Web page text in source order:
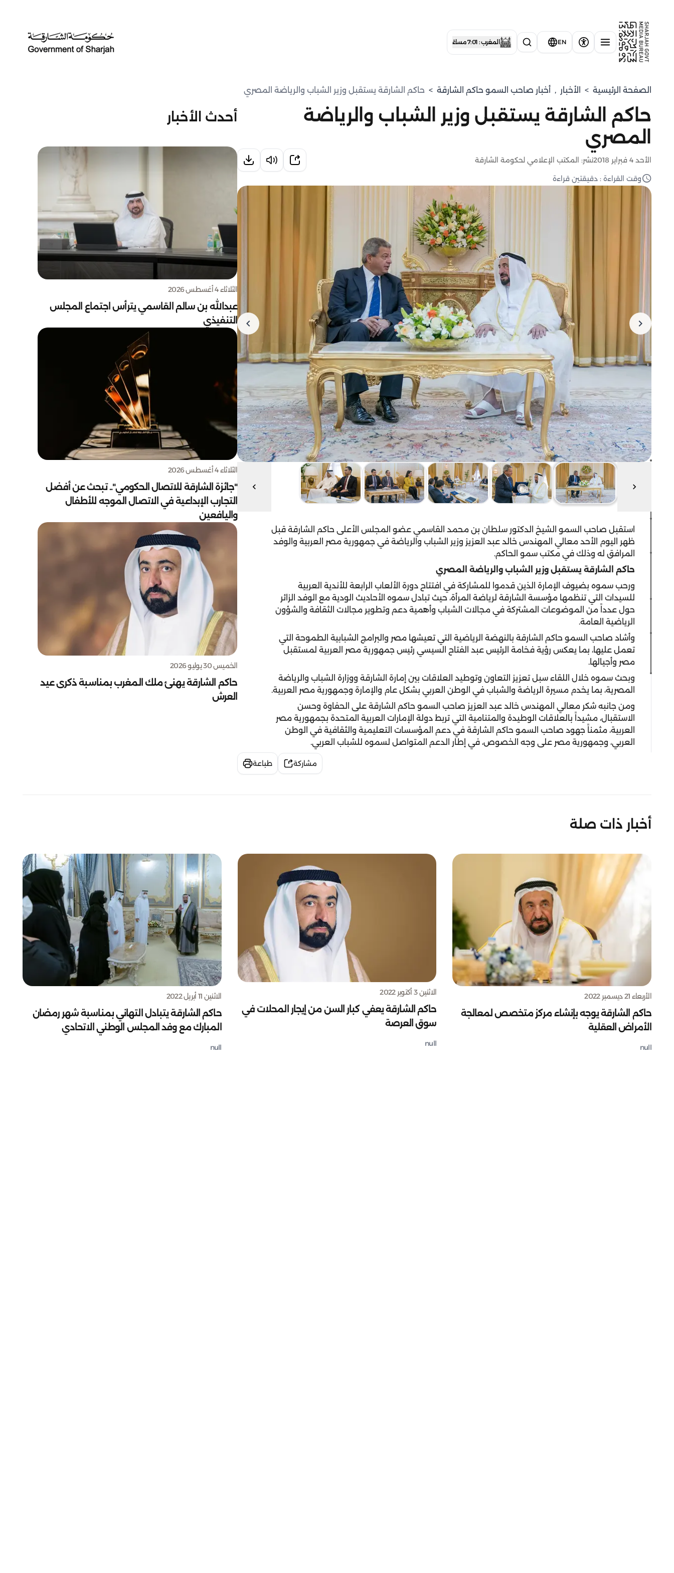
EN المغرب : 7:01 مساءً
الصفحة الرئيسية > الأخبار , أخبار صاحب السمو حاكم الشارقة > حاكم الشارقة يستقبل وزير الشباب والرياضة المصري
حاكم الشارقة يستقبل وزير الشباب والرياضة
المصري
الأحد 4 فبراير 2018 نشر: المكتب الإعلامي لحكومة الشارقة
وقت القراءة : دقيقتين قراءة
استقبل صاحب السمو الشيخ الدكتور سلطان بن محمد القاسمي عضو المجلس الأعلى حاكم الشارقة قبل
ظهر اليوم الأحد معالي المهندس خالد عبد العزيز وزير الشباب والرياضة في جمهورية مصر العربية والوفد
المرافق له وذلك في مكتب سمو الحاكم.
حاكم الشارقة يستقبل وزير الشباب والرياضة المصري
ورحب سموه بضيوف الإمارة الذين قدموا للمشاركة في افتتاح دورة الألعاب الرابعة للأندية العربية
للسيدات التي تنظمها مؤسسة الشارقة لرياضة المرأة، حيث تبادل سموه الأحاديث الودية مع الوفد الزائر
حول عدداً من الموضوعات المشتركة في مجالات الشباب وأهمية دعم وتطوير مجالات الثقافة والشؤون
الرياضية العامة.
وأشاد صاحب السمو حاكم الشارقة بالنهضة الرياضية التي تعيشها مصر والبرامج الشبابية الطموحة التي
تعمل عليها، بما يعكس رؤية فخامة الرئيس عبد الفتاح السيسي رئيس جمهورية مصر العربية لمستقبل
مصر وأجيالها.
وبحث سموه خلال اللقاء سبل تعزيز التعاون وتوطيد العلاقات بين إمارة الشارقة ووزارة الشباب والرياضة
المصرية، بما يخدم مسيرة الرياضة والشباب في الوطن العربي بشكل عام والإمارة وجمهورية مصر العربية.
ومن جانبه شكر معالي المهندس خالد عبد العزيز صاحب السمو حاكم الشارقة على الحفاوة وحسن
الاستقبال، مشيداً بالعلاقات الوطيدة والمتنامية التي تربط دولة الإمارات العربية المتحدة بجمهورية مصر
العربية، مثمناً جهود صاحب السمو حاكم الشارقة في دعم المؤسسات التعليمية والثقافية في الوطن
العربي، وجمهورية مصر على وجه الخصوص، في إطار الدعم المتواصل لسموه للشباب العربي.
مشاركة طباعة
أحدث الأخبار
الثلاثاء 4 أغسطس 2026
عبدالله بن سالم القاسمي يترأس اجتماع المجلس
التنفيذي
الثلاثاء 4 أغسطس 2026
"جائزة الشارقة للاتصال الحكومي".. تبحث عن أفضل
التجارب الإبداعية في الاتصال الموجه للأطفال
واليافعين
الخميس 30 يوليو 2026
حاكم الشارقة يهنئ ملك المغرب بمناسبة ذكرى عيد
العرش
أخبار ذات صلة
الأربعاء 21 ديسمبر 2022
حاكم الشارقة يوجه بإنشاء مركز متخصص لمعالجة
الأمراض العقلية
null
الاثنين 3 أكتوبر 2022
حاكم الشارقة يعفي كبار السن من إيجار المحلات في
سوق العرصة
null
الاثنين 11 أبريل 2022
حاكم الشارقة يتبادل التهاني بمناسبة شهر رمضان
المبارك مع وفد المجلس الوطني الاتحادي
null